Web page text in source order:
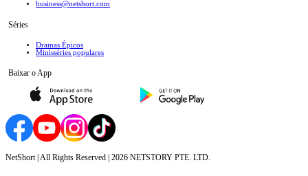
business@netshort.com
Séries
Dramas Épicos
Minisséries populares
Baixar o App
NetShort | All Rights Reserved | 2026 NETSTORY PTE. LTD.